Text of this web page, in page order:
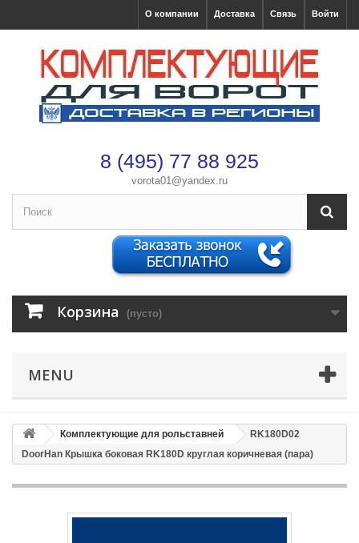
Войти
Связь
Доставка
О компании
8 (495) 77 88 925
vorota01@yandex.ru
Корзина (пусто)
MENU
Комплектующие для рольставней
RK180D02
DoorHan Крышка боковая RK180D круглая коричневая (пара)
Оформление заказа ×
После оформления заказа с вами свяжется менеджер
Email
Способ доставки
оплачивается при получении